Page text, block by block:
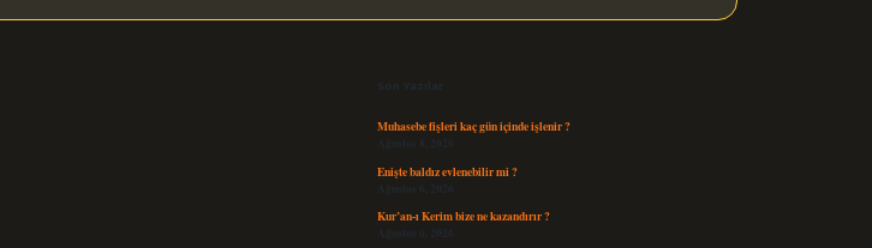
Son Yazılar
Muhasebe fişleri kaç gün içinde işlenir ?
Ağustos 8, 2026
Enişte baldız evlenebilir mi ?
Ağustos 6, 2026
Kur’an-ı Kerim bize ne kazandırır ?
Ağustos 6, 2026